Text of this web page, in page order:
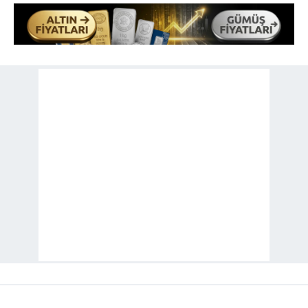
toplumu hizmetlerinin sunulması amacıyla
kullanılmaktadır. Diğer çerezler, sitemizin daha işlevsel
kılınması ve kişiselleştirilmesi ve sizlere yönelik